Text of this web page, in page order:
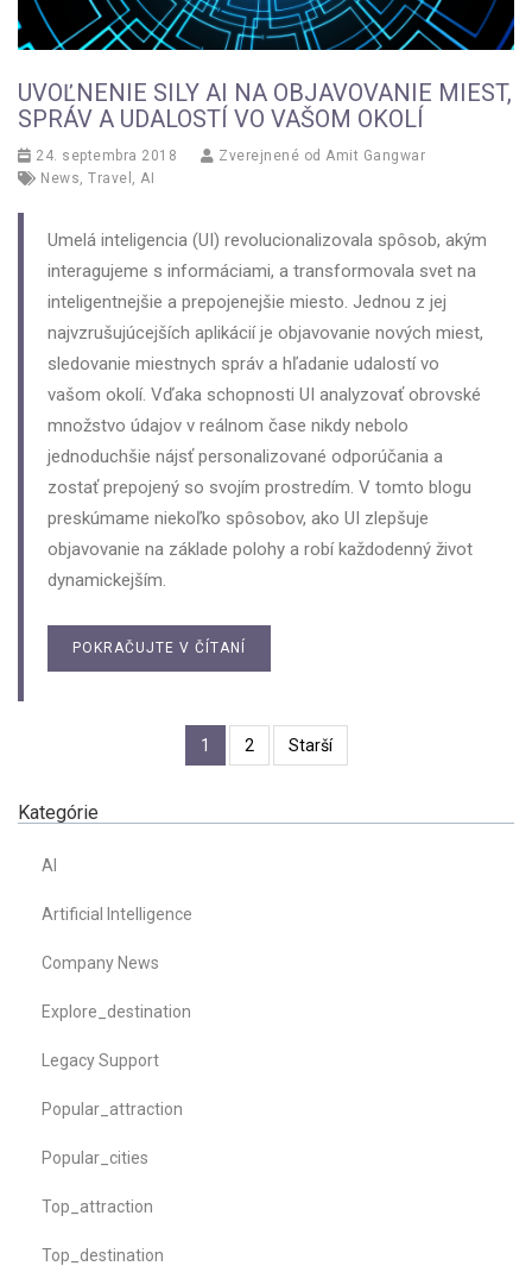
UVOĽNENIE SILY AI NA OBJAVOVANIE MIEST,
SPRÁV A UDALOSTÍ VO VAŠOM OKOLÍ
24. septembra 2018 Zverejnené od Amit Gangwar
News Travel AI
Umelá inteligencia (UI) revolucionalizovala spôsob, akým
interagujeme s informáciami, a transformovala svet na
inteligentnejšie a prepojenejšie miesto. Jednou z jej
najvzrušujúcejších aplikácií je objavovanie nových miest,
sledovanie miestnych správ a hľadanie udalostí vo
vašom okolí. Vďaka schopnosti UI analyzovať obrovské
množstvo údajov v reálnom čase nikdy nebolo
jednoduchšie nájsť personalizované odporúčania a
zostať prepojený so svojím prostredím. V tomto blogu
preskúmame niekoľko spôsobov, ako UI zlepšuje
objavovanie na základe polohy a robí každodenný život
dynamickejším.
POKRAČUJTE V ČÍTANÍ
1 2 Starší
Kategórie
AI
Artificial Intelligence
Company News
Explore_destination
Legacy Support
Popular_attraction
Popular_cities
Top_attraction
Top_destination